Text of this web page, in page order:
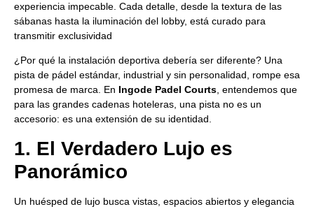
experiencia impecable. Cada detalle, desde la textura de las
sábanas hasta la iluminación del lobby, está curado para
transmitir exclusividad
¿Por qué la instalación deportiva debería ser diferente? Una
pista de pádel estándar, industrial y sin personalidad, rompe esa
promesa de marca. En Ingode Padel Courts, entendemos que
para las grandes cadenas hoteleras, una pista no es un
accesorio: es una extensión de su identidad.
1. El Verdadero Lujo es
Panorámico
Un huésped de lujo busca vistas, espacios abiertos y elegancia